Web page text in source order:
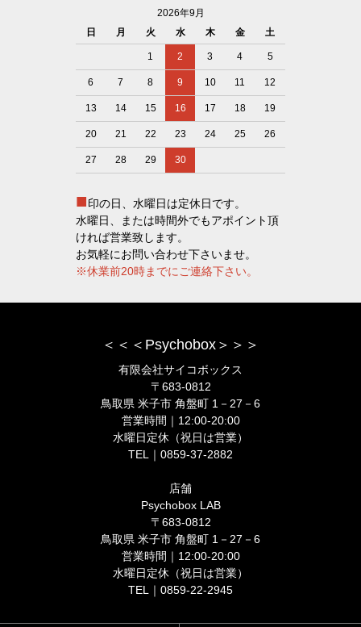
2026年9月
日
月 火 水 木 金 土
1 2 3 4 5
6 7 8 9 10 11 12
13 14 15 16 17 18 19
20 21 22 23 24 25 26
27 28 29 30
■印の日、水曜日は定休日です。
水曜日、または時間外でもアポイント頂
ければ営業致します。
お気軽にお問い合わせ下さいませ。
※休業前20時までにご連絡下さい。
＜＜＜Psychobox＞＞＞
有限会社サイコボックス
〒683-0812
鳥取県 米子市 角盤町 1－27－6
営業時間｜12:00-20:00
水曜日定休（祝日は営業）
TEL｜0859-37-2882
店舗
Psychobox LAB
〒683-0812
鳥取県 米子市 角盤町 1－27－6
営業時間｜12:00-20:00
水曜日定休（祝日は営業）
TEL｜0859-22-2945